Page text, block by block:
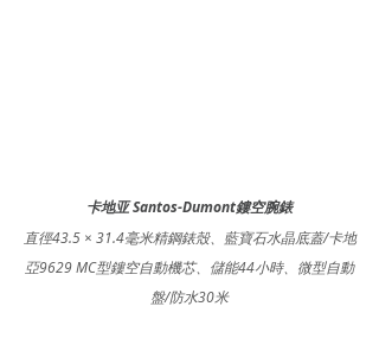
卡地亚 Santos-Dumont鏤空腕錶
直徑43.5 × 31.4毫米精鋼錶殼、藍寶石水晶底蓋/卡地
亞9629 MC型鏤空自動機芯、儲能44小時、微型自動
盤/防水30米